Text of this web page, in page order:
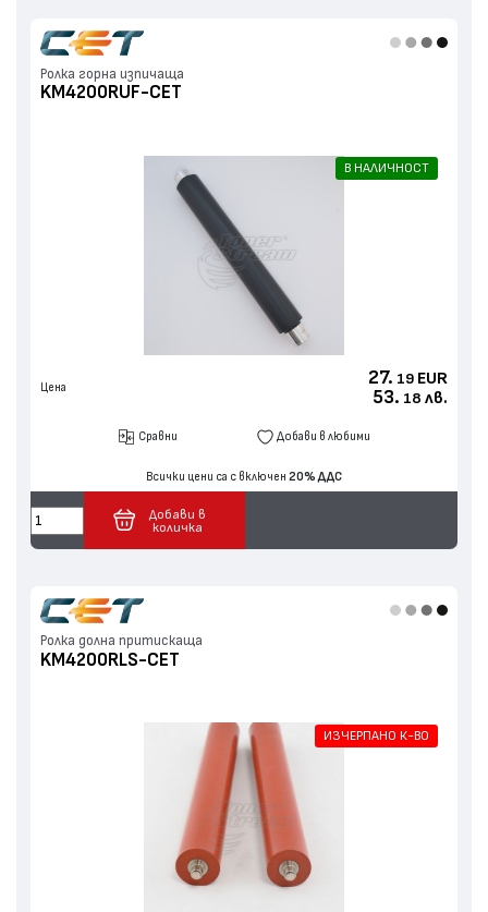
Дистанционна втулка
Ролка горна изпичаща
KM4200RUF-CET
В НАЛИЧНОСТ
Цена 27. 19 EUR
53. 18 лв.
Сравни Добави в любими
Всички цени са с включен 20% ДДС
Добави в
количка
Ролка долна притискаща
KM4200RLS-CET
ИЗЧЕРПАНО К-ВО